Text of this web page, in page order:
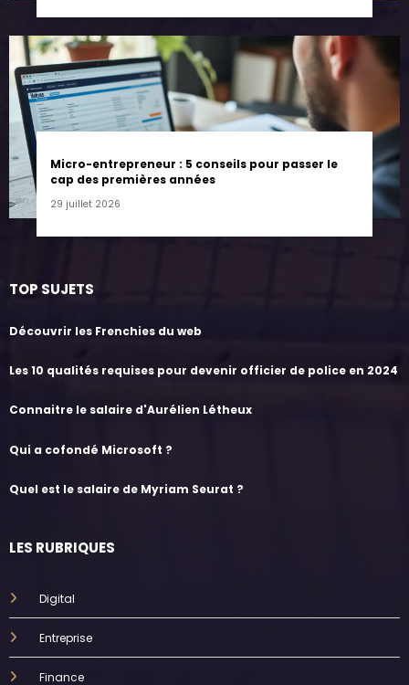
Micro-entrepreneur : 5 conseils pour passer le
cap des premières années
29 juillet 2026
TOP SUJETS
Découvrir les Frenchies du web
Les 10 qualités requises pour devenir officier de police en 2024
Connaitre le salaire d'Aurélien Létheux
Qui a cofondé Microsoft ?
Quel est le salaire de Myriam Seurat ?
LES RUBRIQUES
Digital
Entreprise
Finance